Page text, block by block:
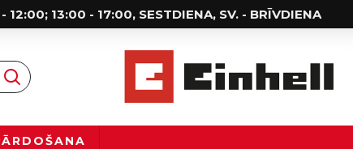
12:00; 13:00 - 17:00, SESTDIENA, SV. - BRĪVDIENA